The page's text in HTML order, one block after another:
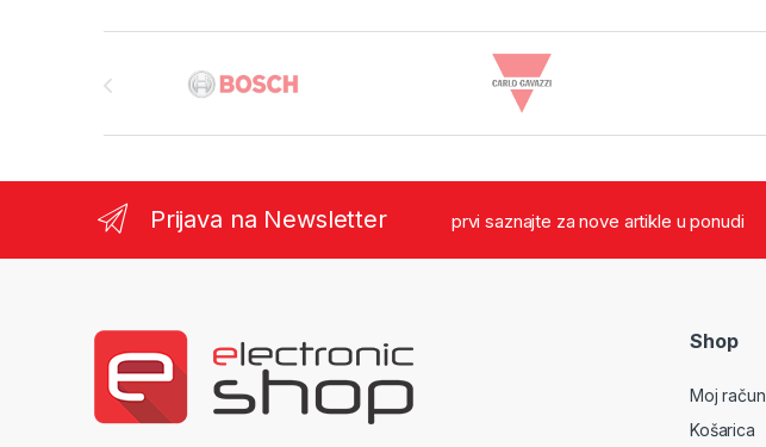
Prijava na Newsletter prvi saznajte za nove artikle u ponudi
Shop
Moj račun
Košarica